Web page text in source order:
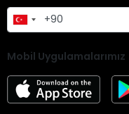
Mobil Uygulamalarımız